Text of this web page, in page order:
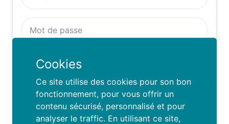
Cookies
Ce site utilise des cookies pour son bon
fonctionnement, pour vous offrir un
contenu sécurisé, personnalisé et pour
analyser le traffic. En utilisant ce site,
Se rappeller de moi :
SE CONNECTER
Mot de passe oublié ?